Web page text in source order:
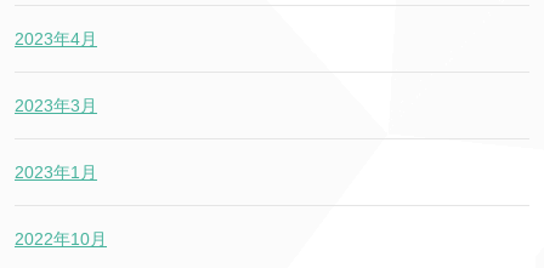
2023年4月
2023年3月
2023年1月
2022年10月